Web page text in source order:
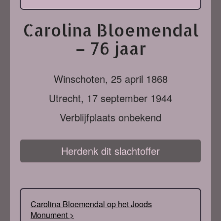
Carolina Bloemendal
– 76 jaar
Winschoten, 25 april 1868
Utrecht, 17 september 1944
Verblijfplaats onbekend
Herdenk dit slachtoffer
Carolina Bloemendal op het Joods
Monument >